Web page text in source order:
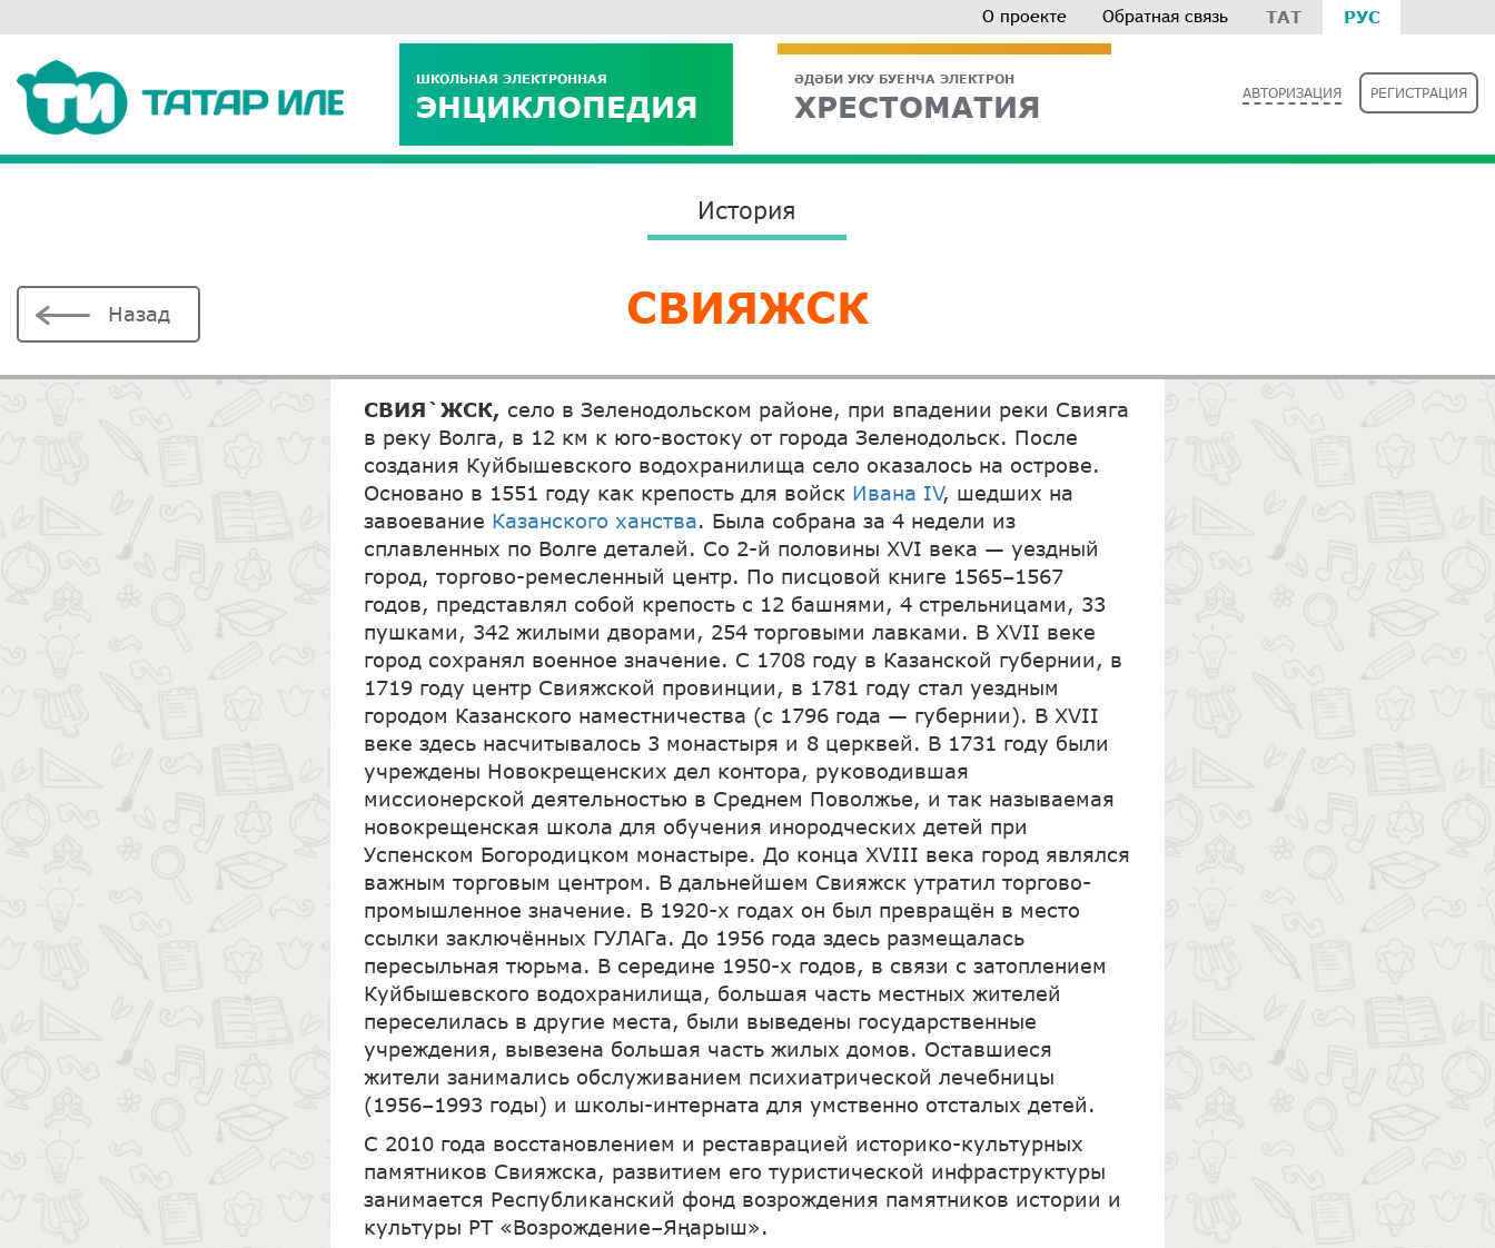
ТАТ РУС
О проекте Обратная связь
ШКОЛЬНАЯ ЭЛЕКТРОННАЯ
ЭНЦИКЛОПЕДИЯ
ӘДӘБИ УКУ БУЕНЧА ЭЛЕКТРОН
ХРЕСТОМАТИЯ АВТОРИЗАЦИЯ РЕГИСТРАЦИЯ
Назад
История
СВИЯЖСК
СВИЯ`ЖСК, село в Зеленодольском районе, при впадении реки Свияга
в реку Волга, в 12 км к юго-востоку от города Зеленодольск. После
создания Куйбышевского водохранилища село оказалось на острове.
Основано в 1551 году как крепость для войск Ивана IV, шедших на
завоевание Казанского ханства. Была собрана за 4 недели из
сплавленных по Волге деталей. Со 2-й половины XVI века — уездный
город, торгово-ремесленный центр. По писцовой книге 1565–1567
годов, представлял собой крепость с 12 башнями, 4 стрельницами, 33
пушками, 342 жилыми дворами, 254 торговыми лавками. В XVII веке
город сохранял военное значение. С 1708 году в Казанской губернии, в
1719 году центр Свияжской провинции, в 1781 году стал уездным
городом Казанского наместничества (с 1796 года — губернии). В XVII
веке здесь насчитывалось 3 монастыря и 8 церквей. В 1731 году были
учреждены Новокрещенских дел контора, руководившая
миссионерской деятельностью в Среднем Поволжье, и так называемая
новокрещенская школа для обучения инородческих детей при
Успенском Богородицком монастыре. До конца XVIII века город являлся
важным торговым центром. В дальнейшем Свияжск утратил торгово-
промышленное значение. В 1920-х годах он был превращён в место
ссылки заключённых ГУЛАГа. До 1956 года здесь размещалась
пересыльная тюрьма. В середине 1950-х годов, в связи с затоплением
Куйбышевского водохранилища, большая часть местных жителей
переселилась в другие места, были выведены государственные
учреждения, вывезена большая часть жилых домов. Оставшиеся
жители занимались обслуживанием психиатрической лечебницы
(1956–1993 годы) и школы-интерната для умственно отсталых детей.
С 2010 года восстановлением и реставрацией историко-культурных
памятников Свияжска, развитием его туристической инфраструктуры
занимается Республиканский фонд возрождения памятников истории и
культуры РТ «Возрождение–Яңарыш».